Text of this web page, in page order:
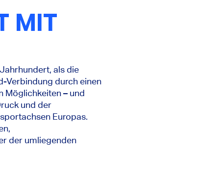
MIT
als die
Verbindung durch einen
Möglichkeiten – und
und der
Europas.
der umliegenden